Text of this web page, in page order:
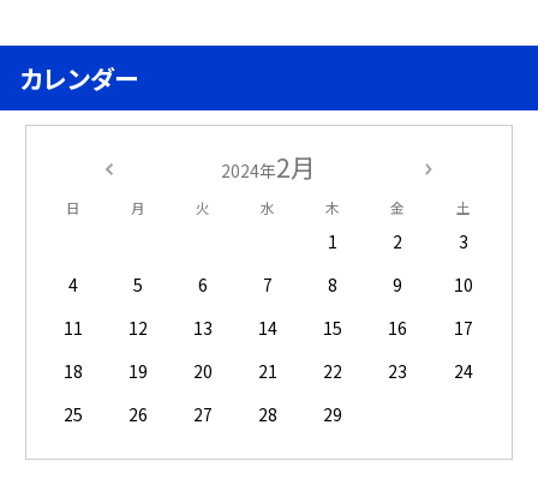
カレンダー
2024年2月
日 月 火 水 木 金 土
1 2
3
4
5 6 7 8 9
10
11
12 13 14 15 16
17
18
19 20 21 22 23
24
25
26 27 28 29